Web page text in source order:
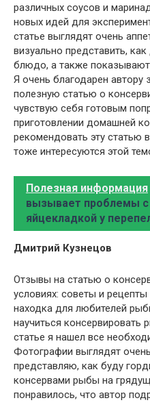
различных соусов и
новых идей для
статье выглядят очень
визуально представить,
блюдо, а также показывают
Я очень благодарен автору
полезную статью о
чувствую себя готовым
приготовлении домашней
рекомендовать эту статью
тоже интересуются этой
Полезная информация
вызывает проблемы с
яйцекладкой у
Дмитрий Кузнецов
Отзывы на статью о
условиях: советы и
находка для любителей
научиться консервировать
статье я нашел все
Фотографии выглядят
представляю, как буду
консервами рыбы на
понравилось, что автор